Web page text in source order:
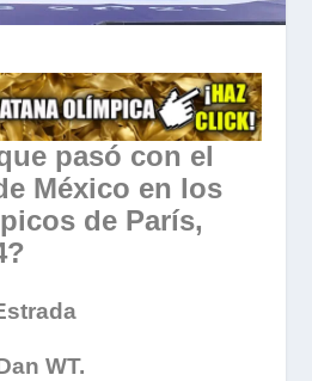
pasó con el
México en los
de París,
WT.